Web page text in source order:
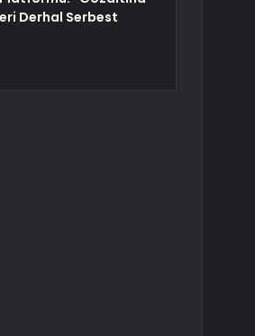
Derhal Serbest